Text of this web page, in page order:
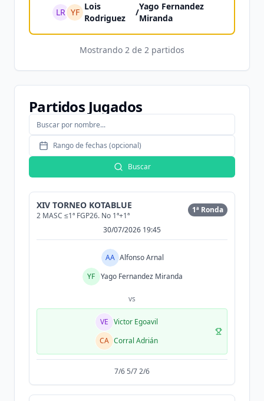
LR YF
Lois
Rodriguez
/
Yago Fernandez
Miranda
Mostrando 2 de 2 partidos
Partidos Jugados
Rango de fechas (opcional)
Buscar
XIV TORNEO KOTABLUE
2 MASC ≤1ª FGP26. No 1ª+1ª
1ª Ronda
30/07/2026 19:45
AA Alfonso Arnal
YF Yago Fernandez Miranda
vs
VE Victor Egoavil
CA Corral Adrián
7/6 5/7 2/6